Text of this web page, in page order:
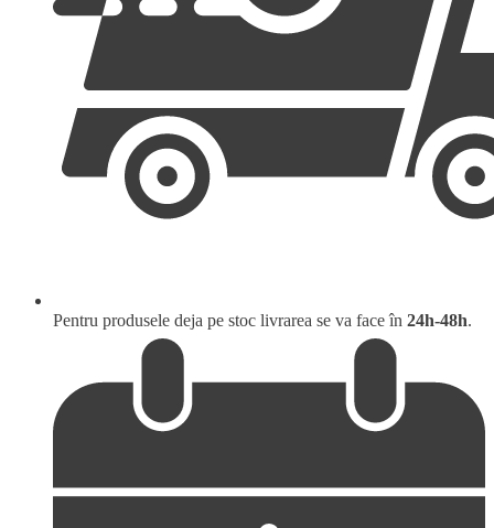
Pentru produsele deja pe stoc livrarea se va face în 24h-48h.